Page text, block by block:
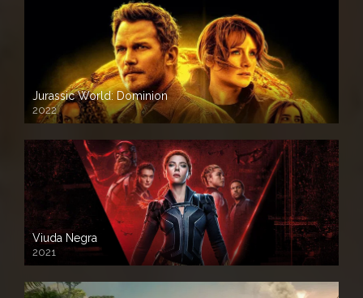
Jurassic World: Dominion
2022
Viuda Negra
2021